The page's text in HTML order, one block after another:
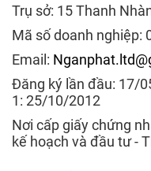
Trụ sở: 15 Thanh
Mã số doanh nghiệp:
Email:
Đăng ký lần đầu: 17/
1: 25/10/2012
Nơi cấp giấy chứng
kế hoạch và đầu tư -